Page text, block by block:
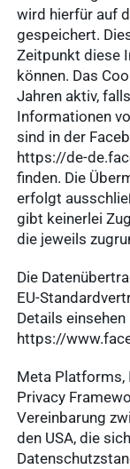
Häufige
Vorteile
Ergebnisse
anzeigen
service
anzeigen
wird hierfür auf
gespeichert.
Zeitpunkt diese
können. Das
Jahren aktiv,
Informationen
sind in der
https://de-
finden. Die
erfolgt
gibt keinerlei
die jeweils
Die
EU-
Details einsehen
https://
Meta Platforms,
Privacy
Vereinbarung
den USA, die